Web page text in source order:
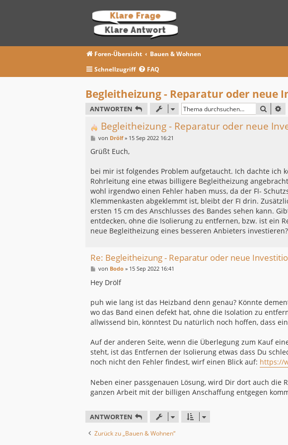
Foren-Übersicht
Bauen & Wohnen
Schnellzugriff
FAQ
Begleitheizung - Reparatur oder neue
ANTWORTEN SUCHE
Begleitheizung - Reparatur oder neue
B
i
a
g
von Drölf» 15 Sep 2022 16:21
Grüßt Euch,
bei mir ist folgendes Problem aufgetaucht. Ich dachte ich
Rohrleitung eine etwas billigere Begleitheizung
wohl irgendwo einen Fehler haben muss, da der FI-
Klemmenkasten abgeklemmt ist, bleibt der FI drin.
ersten 15 cm des Anschlusses des Bandes sehen kann.
entdecken, ohne die Isolierung zu entfernen, bzw. ist ein
neue Begleitheizung eines besseren Anbieters investieren?
Re: Begleitheizung - Reparatur oder neue
B
i
t
a
g
von Bodo» 15 Sep 2022 16:41
Hey Drölf
puh wie lang ist das Heizband denn genau? Könnte
wo das Band einen defekt hat, ohne die Isolation zu
allwissend bin, könntest Du natürlich noch hoffen, dass
Auf der anderen Seite, wenn die Überlegung zum Kauf
steht, ist das Entfernen der Isolierung etwas dass Du
noch nicht den Fehler findest, wirf einen Blick auf: https://
Neben einer passgenauen Lösung, wird Dir dort auch die
ganzen Arbeit mit der billigen Anschaffung entgegen
ANTWORTEN
Zurück zu „Bauen & Wohnen“